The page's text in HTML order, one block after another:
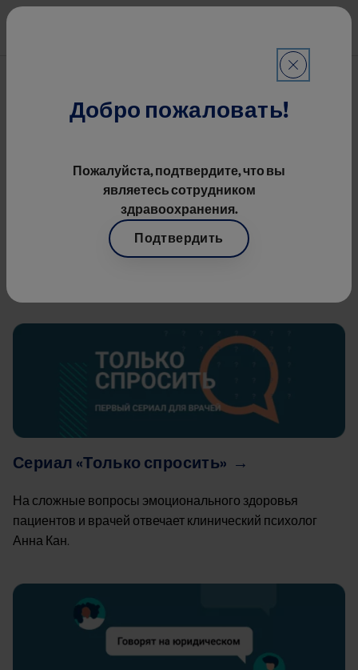
Перейти к основному
Pro.Баланс. Помогайте
себе, чтобы помогать
Image
Сериал «Только спросить» →
На сложные вопросы эмоционального здоровья
пациентов и врачей отвечает клинический психолог
Анна Кан.
Image
Добро пожаловать!
Пожалуйста, подтвердите, что вы
являетесь сотрудником
здравоохранения.
Подтвердить